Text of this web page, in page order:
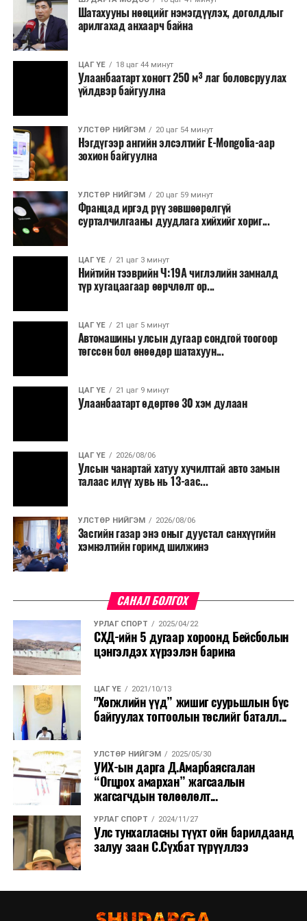
Шатахууны нөөцийг нэмэгдүүлэх, доголдлыг
арилгахад анхаарч байна
ЦАГ ҮЕ 18 цаг 44 минут
Улаанбаатарт хоногт 250 м³ лаг боловсруулах
үйлдвэр байгуулна
УЛСТӨР НИЙГЭМ 20 цаг 54 минут
Нэгдүгээр ангийн элсэлтийг E-Mongolia-аар
зохион байгуулна
УЛСТӨР НИЙГЭМ 20 цаг 59 минут
Францад иргэд рүү зөвшөөрөлгүй
сурталчилгааны дуудлага хийхийг хориг...
ЦАГ ҮЕ 21 цаг 3 минут
Нийтийн тээврийн Ч:19А чиглэлийн замналд
түр хугацаагаар өөрчлөлт ор...
ЦАГ ҮЕ 21 цаг 5 минут
Автомашины улсын дугаар сондгой тоогоор
төгссөн бол өнөөдөр шатахуун...
ЦАГ ҮЕ 21 цаг 9 минут
Улаанбаатарт өдөртөө 30 хэм дулаан
ЦАГ ҮЕ 2026/08/06
Улсын чанартай хатуу хучилттай авто замын
талаас илүү хувь нь 13-аас...
УЛСТӨР НИЙГЭМ 2026/08/06
Засгийн газар энэ оныг дуустал санхүүгийн
хэмнэлтийн горимд шилжинэ
САНАЛ БОЛГОХ
УРЛАГ СПОРТ 2025/04/22
СХД-ийн 5 дугаар хороонд Бейсболын
цэнгэлдэх хүрээлэн барина
ЦАГ ҮЕ 2021/10/13
"Хөгжлийн үүд” жишиг суурьшлын бүс
байгуулах тогтоолын төслийг баталл...
УЛСТӨР НИЙГЭМ 2025/05/30
УИХ-ын дарга Д.Амарбаясгалан
“Огцрох амархан” жагсаалын
жагсагчдын төлөөлөлт...
УРЛАГ СПОРТ 2024/11/27
Улс тунхагласны түүхт ойн барилдаанд
залуу заан С.Сүхбат түрүүллээ